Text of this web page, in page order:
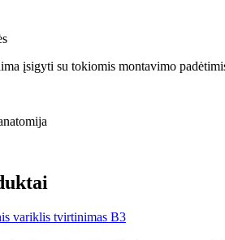
įsigyti su tokiomis montavimo